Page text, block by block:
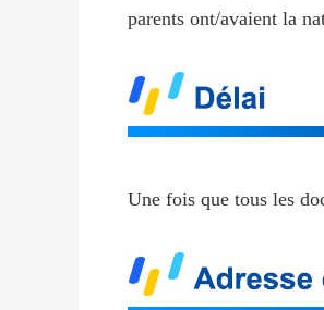
parents ont/avaient la
Une fois que tous les